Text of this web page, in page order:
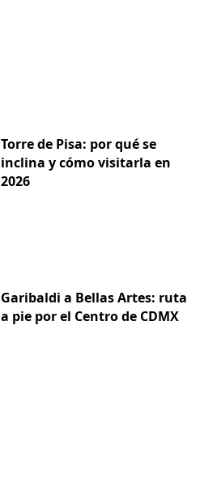
Torre de Pisa: por qué se
inclina y cómo visitarla en
2026
Garibaldi a Bellas Artes: ruta
a pie por el Centro de CDMX